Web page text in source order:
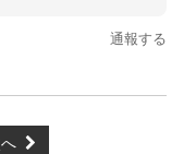
通報する